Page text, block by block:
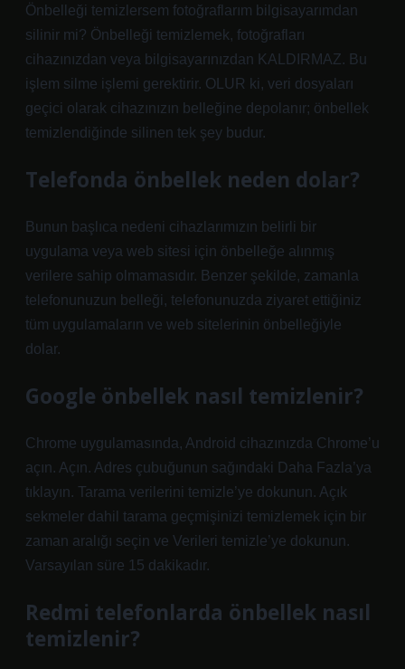
Önbelleği temizlersem fotoğraflarım bilgisayarımdan
silinir mi? Önbelleği temizlemek, fotoğrafları
cihazınızdan veya bilgisayarınızdan KALDIRMAZ. Bu
işlem silme işlemi gerektirir. OLUR ki, veri dosyaları
geçici olarak cihazınızın belleğine depolanır; önbellek
temizlendiğinde silinen tek şey budur.
Telefonda önbellek neden dolar?
Bunun başlıca nedeni cihazlarımızın belirli bir
uygulama veya web sitesi için önbelleğe alınmış
verilere sahip olmamasıdır. Benzer şekilde, zamanla
telefonunuzun belleği, telefonunuzda ziyaret ettiğiniz
tüm uygulamaların ve web sitelerinin önbelleğiyle
dolar.
Google önbellek nasıl temizlenir?
Chrome uygulamasında, Android cihazınızda Chrome’u
açın. Açın. Adres çubuğunun sağındaki Daha Fazla’ya
tıklayın. Tarama verilerini temizle’ye dokunun. Açık
sekmeler dahil tarama geçmişinizi temizlemek için bir
zaman aralığı seçin ve Verileri temizle’ye dokunun.
Varsayılan süre 15 dakikadır.
Redmi telefonlarda önbellek nasıl
temizlenir?